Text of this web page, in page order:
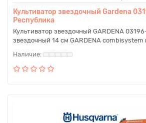
Культиватор звездочный Gardena
Республика
Культиватор звездочный GARDENA
звездочный 14 см GARDENA combisystem